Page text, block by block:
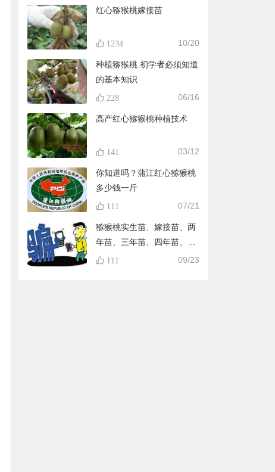
红心猕猴桃嫁接苗
1234 10/20
种植猕猴桃 初学者必须知道
的基本知识
228 06/16
高产红心猕猴桃种植技术
141 03/12
你知道吗？蒲江红心猕猴桃
多少钱一斤
111 07/21
猕猴桃实生苗、嫁接苗、两
年苗、三年苗、四年苗、五
年苗，教大家怎样避免在淘
111 09/23